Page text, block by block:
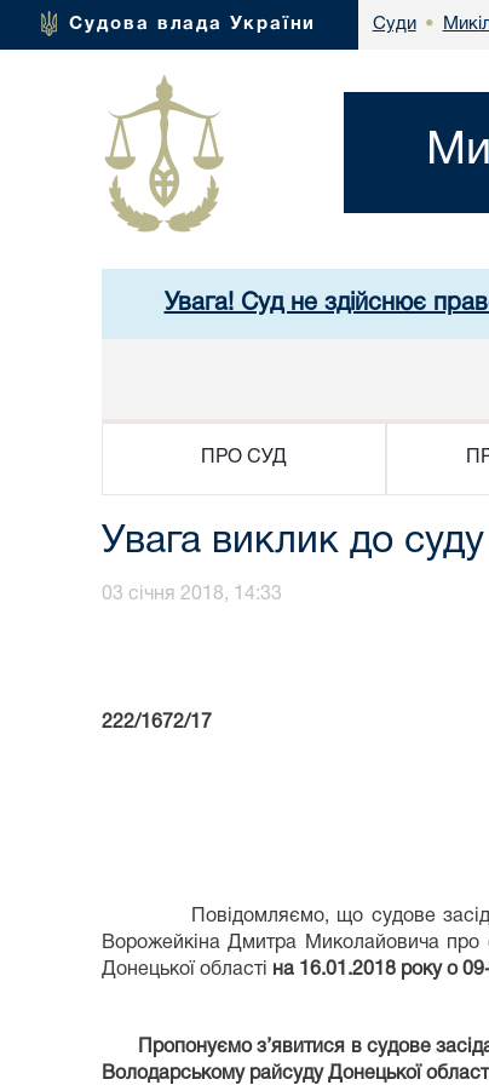
Судова влада України Суди •
Увага! Суд не здійснює
ПРО СУД
Увага виклик до
03 січня 2018, 14:33
222/1672/17
Ворожейкіну
смт. Нікольське,
Повідомляємо, що судове засідання
Ворожейкіна Дмитра Миколайовича про
Донецької області на 16.01.2018 року о
Пропонуємо з’явитися в судове
Володарському райсуду Донецької